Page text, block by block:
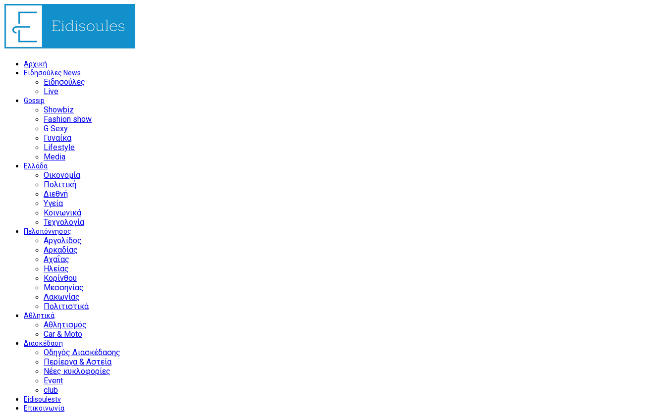
Αρχική
Ειδησούλες News
Ειδησούλες
Live
Gossip
Showbiz
Fashion show
G Sexy
Γυναίκα
Lifestyle
Media
Ελλάδα
Οικονομία
Πολιτική
Διεθνή
Υγεία
Κοινωνικά
Τεχνολογία
Πελοπόννησος
Αργολίδος
Αρκαδίας
Αχαΐας
Ηλείας
Κορίνθου
Μεσσηνίας
Λακωνίας
Πολιτιστικά
Αθλητικά
Αθλητισμός
Car & Moto
Διασκέδαση
Οδηγός Διασκέδασης
Περίεργα & Αστεία
Νέες κυκλοφορίες
Event
club
Eidisoulestv
Επικοινωνία